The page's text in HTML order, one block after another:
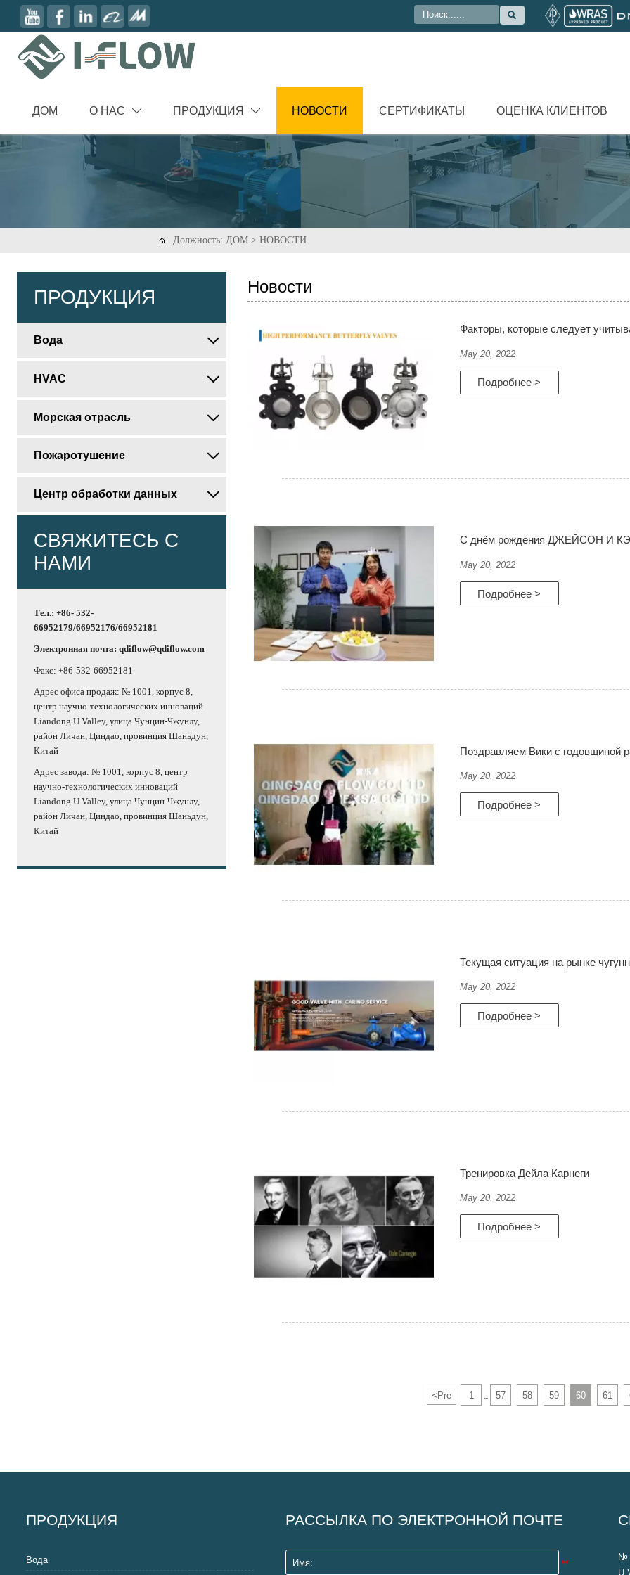

ДОМ О НАС  ПРОДУКЦИЯ  НОВОСТИ СЕРТИФИКАТЫ ОЦЕНКА КЛИЕНТОВ
 Должность:ДОМ >НОВОСТИ
ПРОДУКЦИЯ
Вода 
HVAC 
Морская отрасль 
Пожаротушение 
Центр обработки данных 
СВЯЖИТЕСЬ С
НАМИ
Тел.: +86- 532-
66952179/66952176/66952181
Электронная почта: qdiflow@qdiflow.com
Факс: +86-532-66952181
Адрес офиса продаж: № 1001, корпус 8,
центр научно-технологических инноваций
Liandong U Valley, улица Чунцин-Чжунлу,
район Личан, Циндао, провинция Шаньдун,
Китай
Адрес завода: № 1001, корпус 8, центр
научно-технологических инноваций
Liandong U Valley, улица Чунцин-Чжунлу,
район Личан, Циндао, провинция Шаньдун,
Китай
Новости
Факторы, которые следует
May 20, 2022
Подробнее >
С днём рождения ДЖЕЙСОН И
May 20, 2022
Подробнее >
Поздравляем Вики с годовщиной
May 20, 2022
Подробнее >
Текущая ситуация на рынке
May 20, 2022
Подробнее >
Тренировка Дейла Карнеги
May 20, 2022
Подробнее >
<Pre 1 ... 57 58 59 60 61
ПРОДУКЦИЯ
Вода
РАССЫЛКА ПО ЭЛЕКТРОННОЙ ПОЧТЕ
№
U